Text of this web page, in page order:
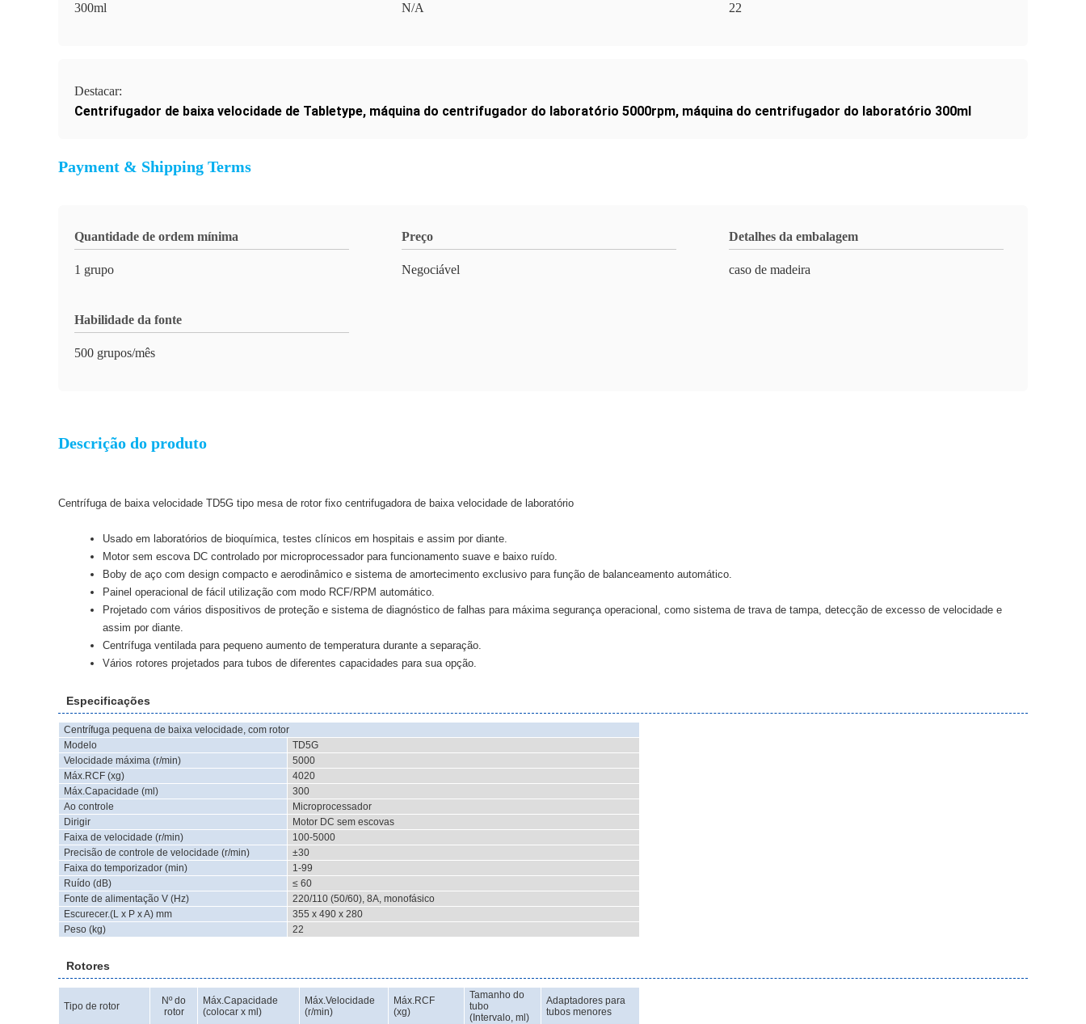
300ml N/A 22
Destacar:
Centrifugador de baixa velocidade de Tabletype, máquina do centrifugador do laboratório 5000rpm, máquina do centrifugador do laboratório 300ml
Payment & Shipping Terms
Quantidade de ordem mínima
1 grupo
Preço
Negociável
Detalhes da embalagem
caso de madeira
Habilidade da fonte
500 grupos/mês
Descrição do produto
Centrífuga de baixa velocidade TD5G tipo mesa de rotor fixo centrifugadora de baixa velocidade de laboratório
Usado em laboratórios de bioquímica, testes clínicos em hospitais e assim por diante.
Motor sem escova DC controlado por microprocessador para funcionamento suave e baixo ruído.
Boby de aço com design compacto e aerodinâmico e sistema de amortecimento exclusivo para função de balanceamento automático.
Painel operacional de fácil utilização com modo RCF/RPM automático.
Projetado com vários dispositivos de proteção e sistema de diagnóstico de falhas para máxima segurança operacional, como sistema de trava de tampa, detecção de excesso de velocidade e
assim por diante.
Centrífuga ventilada para pequeno aumento de temperatura durante a separação.
Vários rotores projetados para tubos de diferentes capacidades para sua opção.
Especificações
Centrífuga pequena de baixa velocidade, com rotor
Modelo
TD5G
Velocidade máxima (r/min)
5000
Máx.RCF (xg)
4020
Máx.Capacidade (ml)
300
Ao controle
Microprocessador
Dirigir
Motor DC sem escovas
Faixa de velocidade (r/min)
100-5000
Precisão de controle de velocidade (r/min)
±30
Faixa do temporizador (min)
1-99
Ruído (dB)
≤ 60
Fonte de alimentação V (Hz)
220/110 (50/60), 8A, monofásico
Escurecer.(L x P x A) mm
355 x 490 x 280
Peso (kg)
22
Rotores
Tipo de rotor
Nº do
rotor
Máx.Capacidade
(colocar x ml)
Máx.Velocidade
(r/min)
Máx.RCF
(xg)
Tamanho do
tubo
(Intervalo, ml)
Adaptadores para
tubos menores